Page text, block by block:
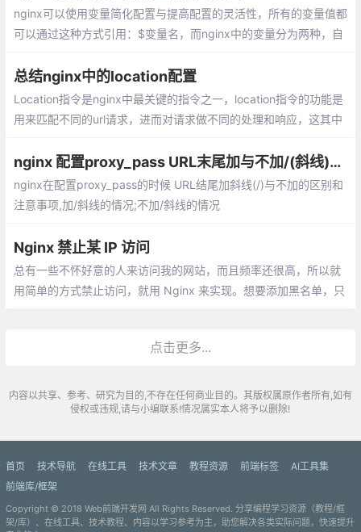
nginx可以使用变量简化配置与提高配置的灵活性，所有的变量值都
可以通过这种方式引用：$变量名，而nginx中的变量分为两种，自
总结nginx中的location配置
Location指令是nginx中最关键的指令之一，location指令的功能是
用来匹配不同的url请求，进而对请求做不同的处理和响应，这其中
说明。
nginx 配置proxy_pass URL末尾加与不加/(斜线)的区别
nginx在配置proxy_pass的时候 URL结尾加斜线(/)与不加的区别和
注意事项,加/斜线的情况;不加/斜线的情况
Nginx 禁止某 IP 访问
总有一些不怀好意的人来访问我的网站，而且频率还很高，所以就
用简单的方式禁止访问，就用 Nginx 来实现。想要添加黑名单，只
点击更多...
内容以共享、参考、研究为目的,不存在任何商业目的。其版权属原作者所有,如有
侵权或违规,请与小编联系!情况属实本人将予以删除!
首页 技术导航 在线工具 技术文章 教程资源 前端标签
AI工具集
前端库/框架